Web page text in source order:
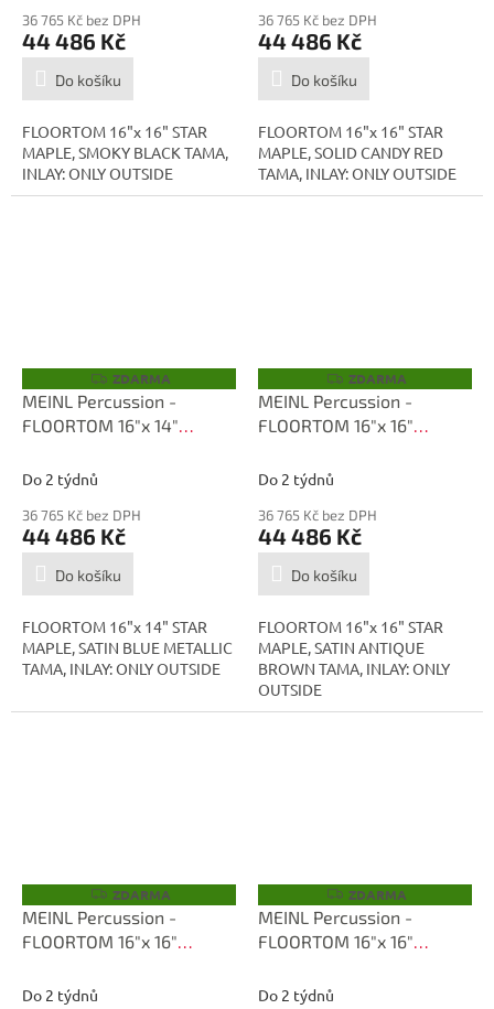
36 765 Kč bez DPH
44 486 Kč
Do košíku
FLOORTOM 16"x 16" STAR
MAPLE, SMOKY BLACK TAMA,
INLAY: ONLY OUTSIDE
36 765 Kč bez DPH
44 486 Kč
Do košíku
FLOORTOM 16"x 16" STAR
MAPLE, SOLID CANDY RED
TAMA, INLAY: ONLY OUTSIDE
Z
D
A
R
ZDARMA
MEINL Percussion -
FLOORTOM 16"x 14"
Do 2 týdnů
36 765 Kč bez DPH
44 486 Kč
Do košíku
FLOORTOM 16"x 14" STAR
MAPLE, SATIN BLUE METALLIC
TAMA, INLAY: ONLY OUTSIDE
Z
D
A
R
ZDARMA
MEINL Percussion -
FLOORTOM 16"x 16"
Do 2 týdnů
36 765 Kč bez DPH
44 486 Kč
Do košíku
FLOORTOM 16"x 16" STAR
MAPLE, SATIN ANTIQUE
BROWN TAMA, INLAY: ONLY
OUTSIDE
Z
D
A
R
ZDARMA
MEINL Percussion -
FLOORTOM 16"x 16"
Do 2 týdnů
Z
D
A
R
ZDARMA
MEINL Percussion -
FLOORTOM 16"x 16"
Do 2 týdnů